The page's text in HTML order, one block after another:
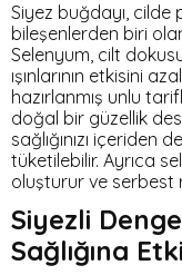
Siyez buğdayı, cilde
bileşenlerden biri
Selenyum, cilt
ışınlarının etkisini
hazırlanmış unlu
doğal bir güzellik
sağlığınızı içeriden
tüketilebilir. Ayrıca
oluşturur ve serbest
Siyezli
Sağlığına